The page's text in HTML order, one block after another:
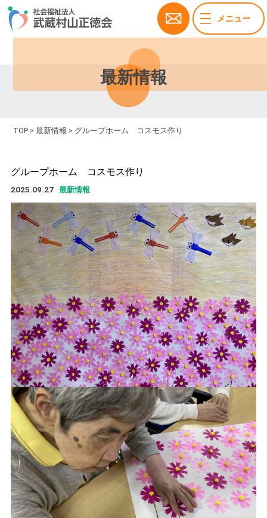
メニュー
最新情報
TOP >最新情報 > グループホーム コスモス作り
グループホーム コスモス作り
2025.09.27 最新情報